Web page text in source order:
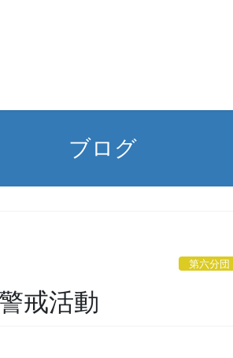
ブログ
第六分団
戒活動